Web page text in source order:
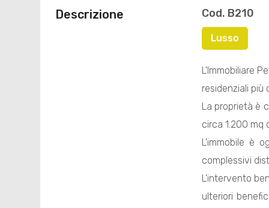
Descrizione Cod. B210
Lusso
L'Immobiliare
residenziali più
La proprietà è
circa 1.200 mq
L'immobile è
complessivi
L'intervento
ulteriori